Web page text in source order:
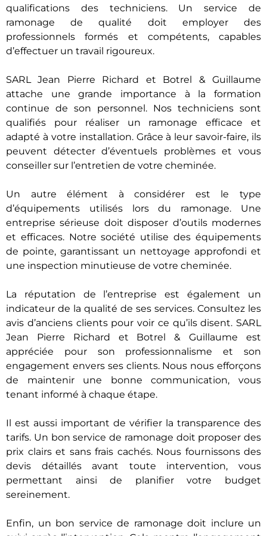
qualifications des techniciens. Un service de
ramonage de qualité doit employer des
professionnels formés et compétents, capables
d’effectuer un travail rigoureux.
SARL Jean Pierre Richard et Botrel & Guillaume
attache une grande importance à la formation
continue de son personnel. Nos techniciens sont
qualifiés pour réaliser un ramonage efficace et
adapté à votre installation. Grâce à leur savoir-faire, ils
peuvent détecter d’éventuels problèmes et vous
conseiller sur l’entretien de votre cheminée.
Un autre élément à considérer est le type
d’équipements utilisés lors du ramonage. Une
entreprise sérieuse doit disposer d’outils modernes
et efficaces. Notre société utilise des équipements
de pointe, garantissant un nettoyage approfondi et
une inspection minutieuse de votre cheminée.
La réputation de l’entreprise est également un
indicateur de la qualité de ses services. Consultez les
avis d’anciens clients pour voir ce qu’ils disent. SARL
Jean Pierre Richard et Botrel & Guillaume est
appréciée pour son professionnalisme et son
engagement envers ses clients. Nous nous efforçons
de maintenir une bonne communication, vous
tenant informé à chaque étape.
Il est aussi important de vérifier la transparence des
tarifs. Un bon service de ramonage doit proposer des
prix clairs et sans frais cachés. Nous fournissons des
devis détaillés avant toute intervention, vous
permettant ainsi de planifier votre budget
sereinement.
Enfin, un bon service de ramonage doit inclure un